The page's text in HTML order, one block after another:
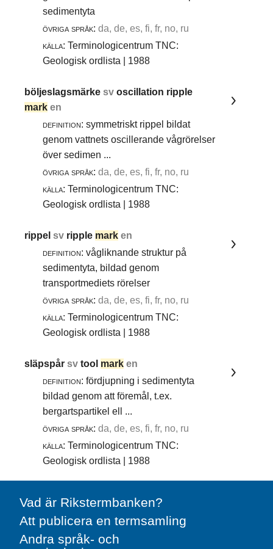
sedimentyta
övriga språk: da, de, es, fi, fr, no, ru
källa: Terminologicentrum TNC:
Geologisk ordlista | 1988
böljeslagsmärkesvoscillation ripple
mark en
definition: symmetriskt rippel bildat
genom vattnets oscillerande vågrörelser
över sedimen ...
övriga språk: da, de, es, fi, fr, no, ru
källa: Terminologicentrum TNC:
Geologisk ordlista | 1988
rippelsv ripple mark en
definition: vågliknande struktur på
sedimentyta, bildad genom
transportmediets rörelser
övriga språk: da, de, es, fi, fr, no, ru
källa: Terminologicentrum TNC:
Geologisk ordlista | 1988
släpspårsvtool mark en
definition: fördjupning i sedimentyta
bildad genom att föremål, t.ex.
bergartspartikel ell ...
övriga språk: da, de, es, fi, fr, no, ru
källa: Terminologicentrum TNC:
Geologisk ordlista | 1988
Vad är Rikstermbanken?
Att publicera en termsamling
Andra språk- och